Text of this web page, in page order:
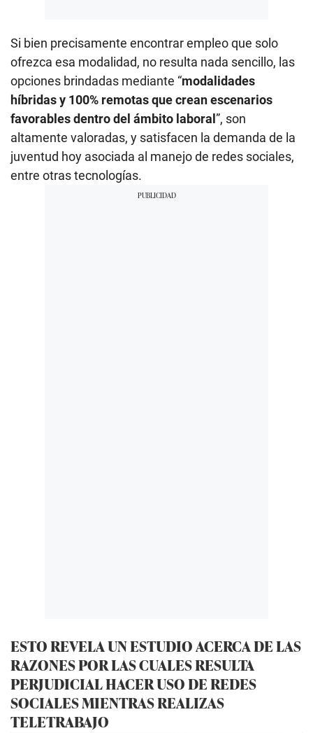
Si bien precisamente encontrar empleo que solo
ofrezca esa modalidad, no resulta nada sencillo, las
opciones brindadas mediante “modalidades
híbridas y 100% remotas que crean escenarios
favorables dentro del ámbito laboral ”, son
altamente valoradas, y satisfacen la demanda de la
juventud hoy asociada al manejo de redes sociales,
entre otras tecnologías.
ESTO REVELA UN ESTUDIO ACERCA DE LAS
RAZONES POR LAS CUALES RESULTA
PERJUDICIAL HACER USO DE REDES
SOCIALES MIENTRAS REALIZAS
TELETRABAJO